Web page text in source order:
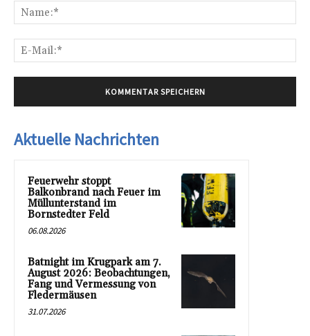
Aktuelle Nachrichten
Feuerwehr stoppt
Balkonbrand nach Feuer im
Müllunterstand im
Bornstedter Feld
06.08.2026
Batnight im Krugpark am 7.
August 2026: Beobachtungen,
Fang und Vermessung von
Fledermäusen
31.07.2026